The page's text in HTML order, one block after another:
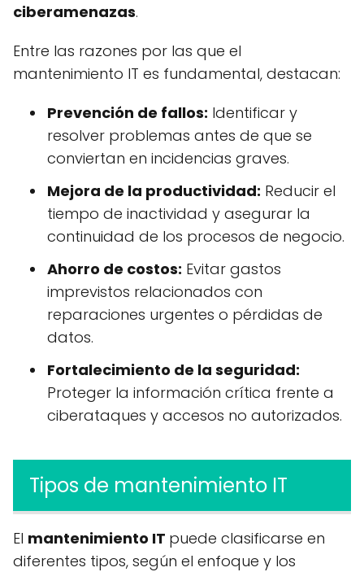
ciberamenazas.
Entre las razones por las que el
mantenimiento IT es fundamental, destacan:
Prevención de fallos: Identificar y
resolver problemas antes de que se
conviertan en incidencias graves.
Mejora de la productividad: Reducir el
tiempo de inactividad y asegurar la
continuidad de los procesos de negocio.
Ahorro de costos: Evitar gastos
imprevistos relacionados con
reparaciones urgentes o pérdidas de
datos.
Fortalecimiento de la seguridad:
Proteger la información crítica frente a
ciberataques y accesos no autorizados.
Tipos de mantenimiento IT
El mantenimiento IT puede clasificarse en
diferentes tipos, según el enfoque y los